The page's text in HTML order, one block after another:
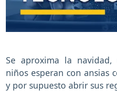
Se aproxima la
niños esperan con ansias
y por supuesto abrir sus